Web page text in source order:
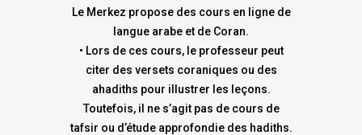
Le Merkez propose des cours en ligne de
langue arabe et de Coran.
• Lors de ces cours, le professeur peut
citer des versets coraniques ou des
ahadiths pour illustrer les leçons.
Toutefois, il ne s’agit pas de cours de
tafsir ou d’étude approfondie des hadiths.